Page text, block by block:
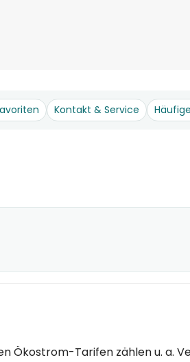
Kontakt & Service
Ökostrom-Tarifen zählen u. a.